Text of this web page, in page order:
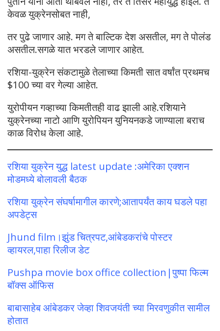
केवळ युक्रेनसोबत नाही,
तर पुढे जाणार आहे. मग ते बाल्टिक देश असतील, मग ते पोलंड
असतील.सगळे यात भरडले जाणार आहेत.
रशिया-युक्रेन संकटामुळे तेलाच्या किमती सात वर्षांत प्रथमच
$100 च्या वर गेल्या आहेत.
युरोपीयन गव्हाच्या किमतीतही वाढ झाली आहे.रशियाने
युक्रेनच्या नाटो आणि युरोपियन युनियनकडे जाण्याला बराच
काळ विरोध केला आहे.
रशिया युक्रेन युद्ध latest update :अमेरिका एक्शन
मोडमध्ये बोलावली बैठक
रशिया युक्रेन संघर्षामागील कारणे;आतापर्यंत काय घडले पहा
अपडेट्स
Jhund film।झुंड चित्रपट,आंबेडकरांचे पोस्टर
व्हायरल,पाहा रिलीज डेट
Pushpa movie box office collection|पुष्पा फिल्म
बॉक्स ऑफिस
बाबासाहेब आंबेडकर जेव्हा शिवजयंती च्या मिरवणुकीत सामील
होतात